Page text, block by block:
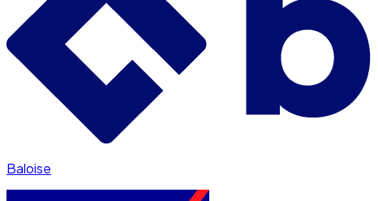
Baloise